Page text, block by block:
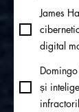
James
digital
și